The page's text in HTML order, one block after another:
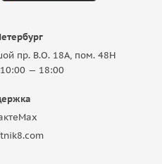
пр. В.О. 18A, пом. 48Н
— 18:00
Max